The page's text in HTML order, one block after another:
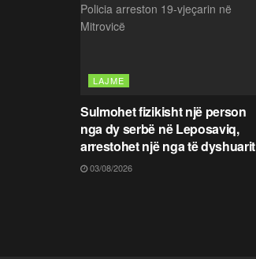
LAJME
Sulmohet fizikisht një person
nga dy serbë në Leposaviq,
arrestohet një nga të dyshuarit
03/08/2026